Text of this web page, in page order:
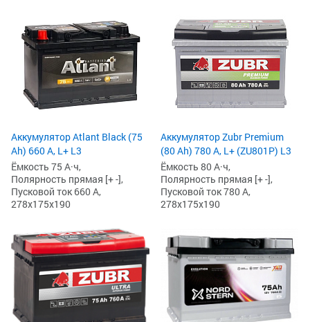
Аккумулятор Atlant Black (75
Ah) 660 А, L+ L3
Ёмкость 75 А·ч,
Полярность прямая [+ -],
Пусковой ток 660 А,
278x175x190
Аккумулятор Zubr Premium
(80 Ah) 780 А, L+ (ZU801P) L3
Ёмкость 80 А·ч,
Полярность прямая [+ -],
Пусковой ток 780 А,
278x175x190